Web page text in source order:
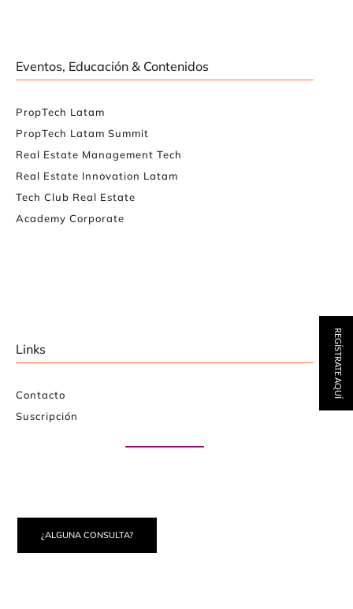
Eventos, Educación & Contenidos
PropTech Latam
PropTech Latam Summit
Real Estate Management Tech
Real Estate Innovation Latam
Tech Club Real Estate
Academy Corporate
Links
Contacto
Suscripción
¿ALGUNA CONSULTA?
REGÍSTRATE AQUÍ